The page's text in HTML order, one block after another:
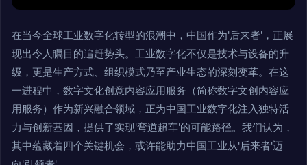
在当今全球工业数字化转型的浪潮中，中国作为'后来者'，正展
现出令人瞩目的追赶势头。工业数字化不仅是技术与设备的升
级，更是生产方式、组织模式乃至产业生态的深刻变革。在这
一进程中，数字文化创意内容应用服务（简称数字文创内容应
用服务）作为新兴融合领域，正为中国工业数字化注入独特活
力与创新基因，提供了实现'弯道超车'的可能路径。我们认为，
其中蕴藏着四个关键机会，或许能助力中国工业从'后来者'迈